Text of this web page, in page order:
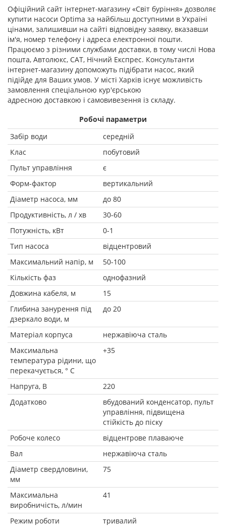
Офіційний сайт інтернет-магазину «Світ буріння» дозволяє
купити насоси Optima за найбільш доступними в Україні
цінами, залишивши на сайті відповідну заявку, вказавши
ім'я, номер телефону і адреса електронної пошти.
Працюємо з різними службами доставки, в тому числі Нова
пошта, Автолюкс, САТ, Нічний Експрес. Консультанти
інтернет-магазину допоможуть підібрати насос, який
підійде для Ваших умов. У місті Харків існує можливість
замовлення спеціальною кур'єрською
адресною доставкою і самовивезення із складу.
Робочі параметри
Забір води
середній
Клас
побутовий
Пульт управління
є
Форм-фактор
вертикальний
Діаметр насоса, мм
до 80
Продуктивність, л / хв
30-60
Потужність, кВт
0-1
Тип насоса
відцентровий
Максимальний напір, м
50-100
Кількість фаз
однофазний
Довжина кабеля, м
15
Глибина занурення під
дзеркало води, м
до 20
Матеріал корпуса
нержавіюча сталь
Максимальна
температура рідини, що
перекачується, ° C
+35
Напруга, В
220
Додатково
вбудований конденсатор, пульт
управління, підвищена
стійкість до піску
Робоче колесо
відцентрове плаваюче
Вал
нержавіюча сталь
Діаметр свердловини,
мм
75
Максимальна
виробничість, л/мин
41
Режим роботи
тривалий